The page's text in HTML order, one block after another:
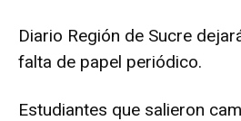
Diario Región de Sucre
falta de papel periódico.
Estudiantes que salieron